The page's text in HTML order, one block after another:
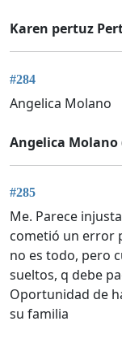
Karen pertuz
#284
Angelica Molano
Angelica Molano
#285
Me. Parece
cometió un error
no es todo, pero
sueltos, q debe
Oportunidad de
su familia